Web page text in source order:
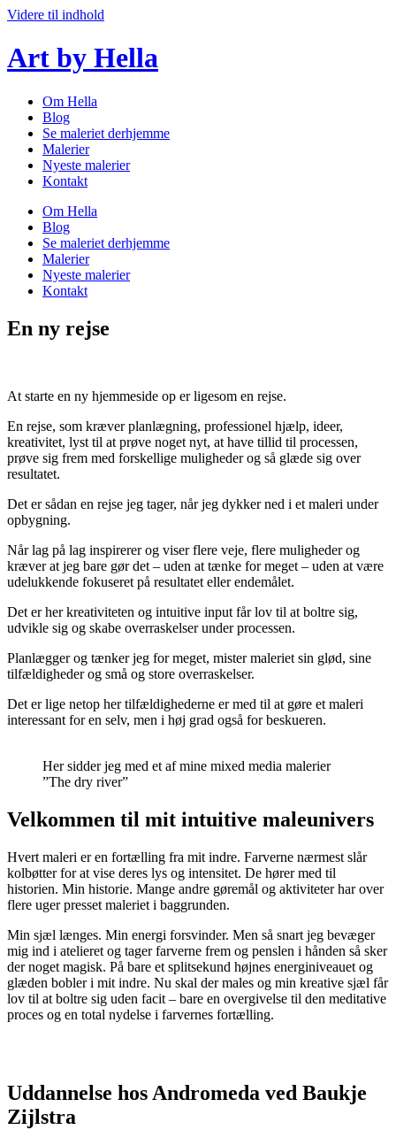
Videre til indhold
Art by Hella
Om Hella
Blog
Se maleriet derhjemme
Malerier
Nyeste malerier
Kontakt
Om Hella
Blog
Se maleriet derhjemme
Malerier
Nyeste malerier
Kontakt
En ny rejse
At starte en ny hjemmeside op er ligesom en rejse.
En rejse, som kræver planlægning, professionel hjælp, ideer,
kreativitet, lyst til at prøve noget nyt, at have tillid til processen,
prøve sig frem med forskellige muligheder og så glæde sig over
resultatet.
Det er sådan en rejse jeg tager, når jeg dykker ned i et maleri under
opbygning.
Når lag på lag inspirerer og viser flere veje, flere muligheder og
kræver at jeg bare gør det – uden at tænke for meget – uden at være
udelukkende fokuseret på resultatet eller endemålet.
Det er her kreativiteten og intuitive input får lov til at boltre sig,
udvikle sig og skabe overraskelser under processen.
Planlægger og tænker jeg for meget, mister maleriet sin glød, sine
tilfældigheder og små og store overraskelser.
Det er lige netop her tilfældighederne er med til at gøre et maleri
interessant for en selv, men i høj grad også for beskueren.
Her sidder jeg med et af mine mixed media malerier
”The dry river”
Velkommen til mit intuitive maleunivers
Hvert maleri er en fortælling fra mit indre. Farverne nærmest slår
kolbøtter for at vise deres lys og intensitet. De hører med til
historien. Min historie. Mange andre gøremål og aktiviteter har over
flere uger presset maleriet i baggrunden.
Min sjæl længes. Min energi forsvinder. Men så snart jeg bevæger
mig ind i atelieret og tager farverne frem og penslen i hånden så sker
der noget magisk. På bare et splitsekund højnes energiniveauet og
glæden bobler i mit indre. Nu skal der males og min kreative sjæl får
lov til at boltre sig uden facit – bare en overgivelse til den meditative
proces og en total nydelse i farvernes fortælling.
Uddannelse hos Andromeda ved Baukje
Zijlstra